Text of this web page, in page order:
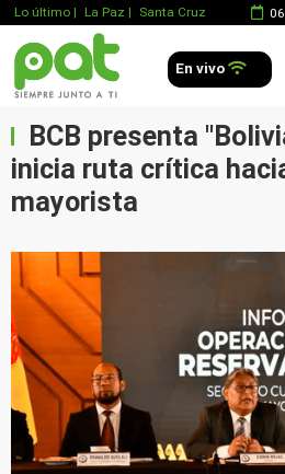
Lo último | La Paz | Santa Cruz
En vivo
BCB presenta
inicia ruta crítica
mayorista